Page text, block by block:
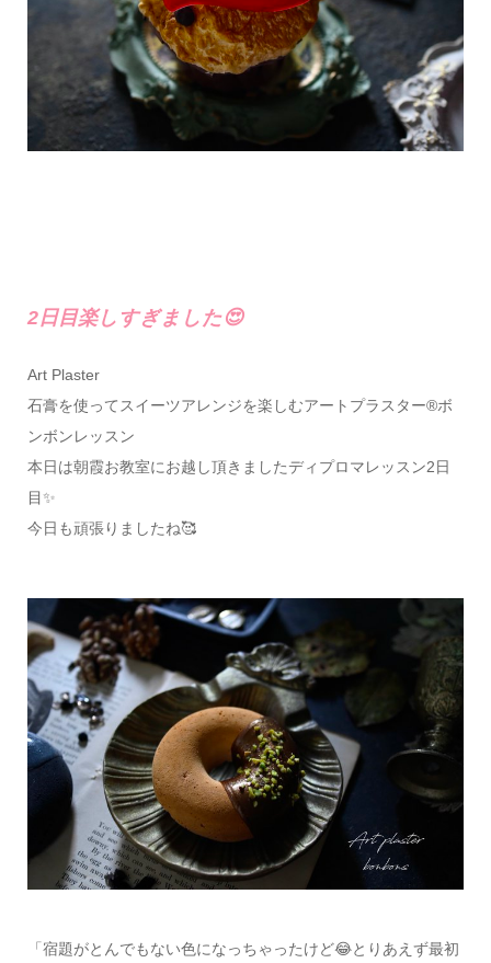
2日目楽しすぎました😍
Art Plaster
石膏を使ってスイーツアレンジを楽しむアートプラスター®ボ
ンボンレッスン
本日は朝霞お教室にお越し頂きましたディプロマレッスン2日
目✨
今日も頑張りましたね🥰
「宿題がとんでもない色になっちゃったけど😂とりあえず最初